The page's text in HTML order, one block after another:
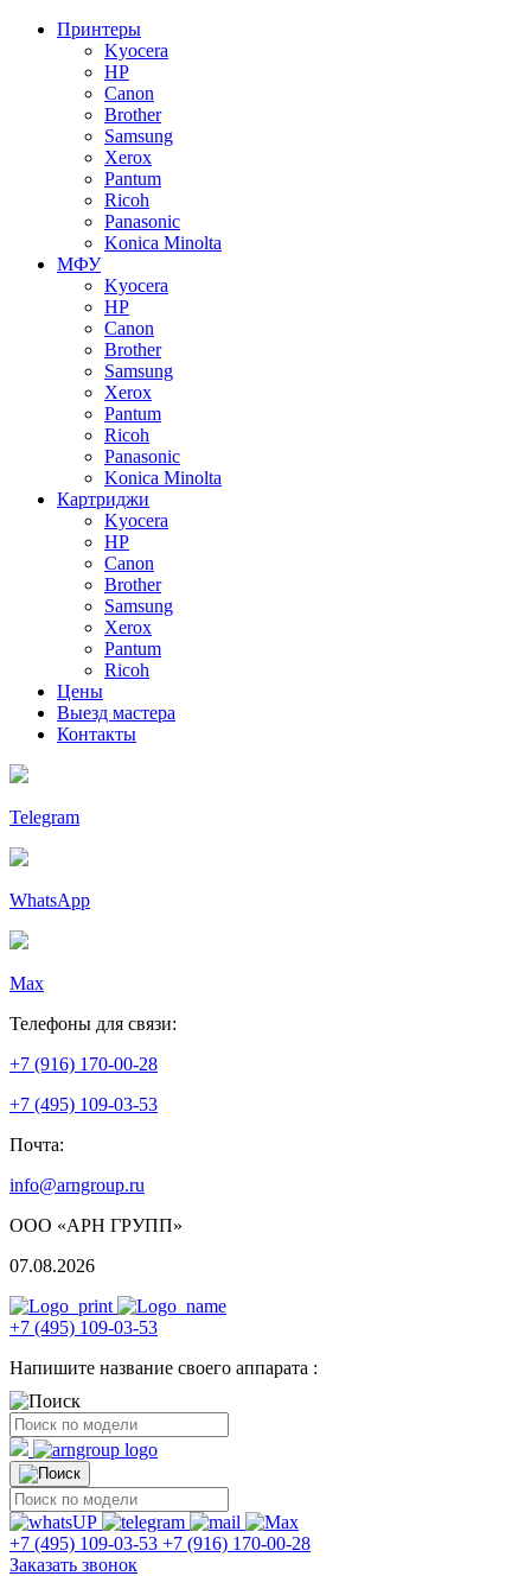
Принтеры
Kyocera
HP
Canon
Brother
Samsung
Xerox
Pantum
Ricoh
Panasonic
Konica Minolta
МФУ
Kyocera
HP
Canon
Brother
Samsung
Xerox
Pantum
Ricoh
Panasonic
Konica Minolta
Картриджи
Kyocera
HP
Canon
Brother
Samsung
Xerox
Pantum
Ricoh
Цены
Выезд мастера
Контакты
Telegram
WhatsApp
Max
Телефоны для связи:
+7 (916) 170-00-28
+7 (495) 109-03-53
Почта:
info@arngroup.ru
ООО «АРН ГРУПП»
07.08.2026
+7 (495) 109-03-53
Напишите название своего аппарата :
+7 (495) 109-03-53 +7 (916) 170-00-28
Заказать звонок